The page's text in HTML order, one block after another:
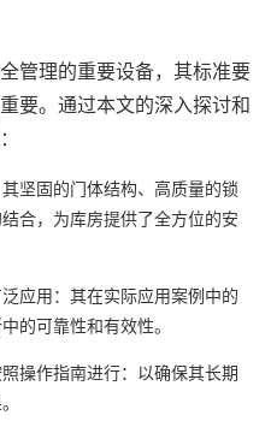
管理的重要设备，其标准要
要。通过本文的深入探讨和
其坚固的门体结构、高质量的锁
合，为库房提供了全方位的安
应用‌：其在实际应用案例中的
的可靠性和有效性。
操作指南进行‌：以确保其长期